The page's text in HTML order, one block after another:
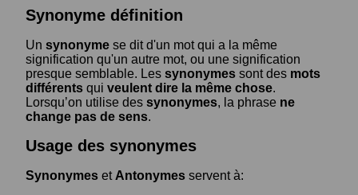
Synonyme définition
Un synonyme se dit d'un mot qui a la même
signification qu'un autre mot, ou une signification
presque semblable. Les synonymes sont des mots
différents qui veulent dire la même chose.
Lorsqu’on utilise des synonymes, la phrase ne
change pas de sens.
Usage des synonymes
Synonymes et Antonymes servent à: